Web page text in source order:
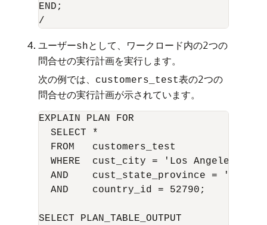
END;
ユーザーshとして、ワークロード内の2つの
問合せの実行計画を実行します。
次の例では、
customers_test表の2つの
問合せの実行計画が示されています。
EXPLAIN PLAN FOR
  SELECT *
  FROM   customers_test
  WHERE  cust_city = 'Los Angeles'
  AND    cust_state_province = 'CA'
  AND    country_id = 52790;
SELECT PLAN_TABLE_OUTPUT